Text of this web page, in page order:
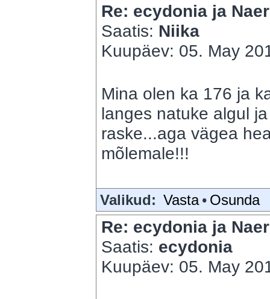
Re: ecydonia ja
Saatis: Niika
Kuupäev: 05. May
Mina olen ka 176 ja
langes natuke algul
raske...aga vägea
mõlemale!!!
Valikud: Vasta • Osunda
Re: ecydonia ja
Saatis: ecydonia
Kuupäev: 05. May